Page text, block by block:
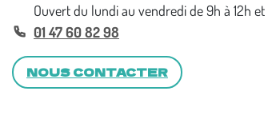
Ouvert du lundi au vendredi de 9h à 12h et
01 47 60 82 98
NOUS CONTACTER